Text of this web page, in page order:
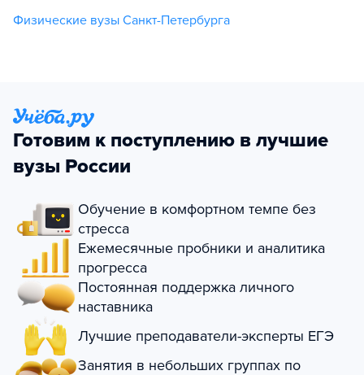
Физические вузы Санкт-Петербурга
Готовим к поступлению в лучшие
вузы России
Обучение в комфортном темпе без
стресса
Ежемесячные пробники и аналитика
прогресса
Постоянная поддержка личного
наставника
Лучшие преподаватели-эксперты ЕГЭ
Занятия в небольших группах по